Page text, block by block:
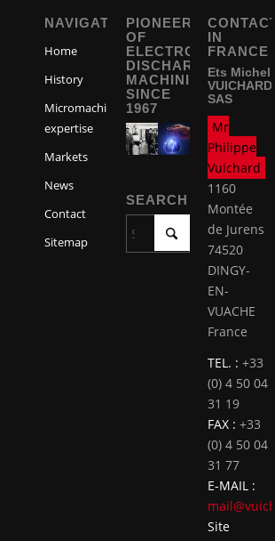
NAVIGATION
Home
History
Micromachining
expertise
Markets
News
Contact
Sitemap
PIONEERS
OF
ELECTRO-
DISCHARGE
MACHINING
SINCE
1967
SEARCH
CONTACT
IN
FRANCE
Ets Michel
VUICHARD
SAS
Mr
Philippe
Vuichard
1160
Montée
de Jurens
74520
DINGY-
EN-
VUACHE
France
TEL. :+33
(0) 4 50 04
31 19
FAX :+33
(0) 4 50 04
31 77
E-MAIL :
Site